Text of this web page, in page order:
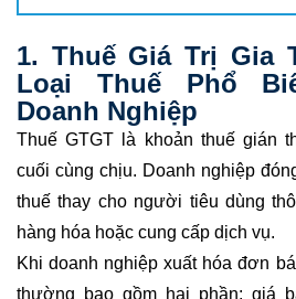
1. Thuế Giá Trị Gia
Loại Thuế Phổ
Doanh Nghiệp
Thuế GTGT là khoản thuế gián
cuối cùng chịu. Doanh nghiệp
thuế thay cho người tiêu dùng
hàng hóa hoặc cung cấp dịch vụ.
Khi doanh nghiệp xuất hóa đơn
thường bao gồm hai phần: giá